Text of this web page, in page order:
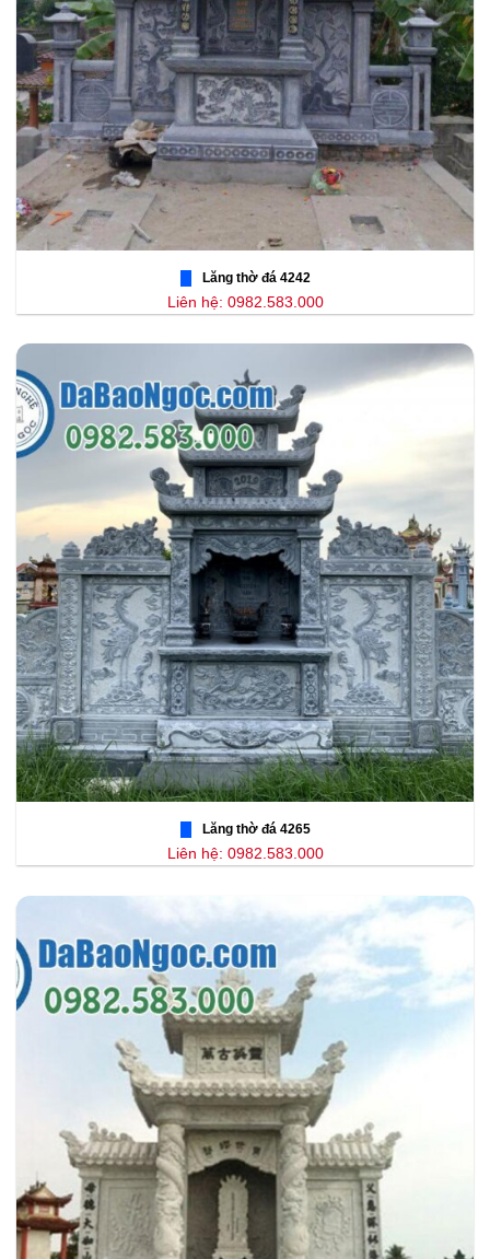
Lăng thờ đá 4242
Liên hệ: 0982.583.000
Lăng thờ đá 4265
Liên hệ: 0982.583.000